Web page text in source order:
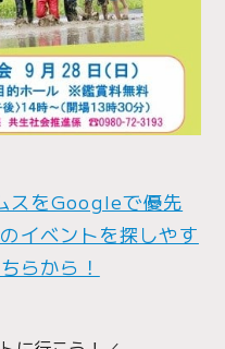
スをGoogleで優先
イベントを探しやす
らから！